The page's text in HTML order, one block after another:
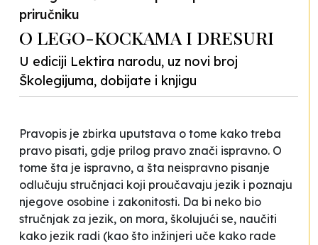
priručniku
O LEGO-KOCKAMA I DRESURI
U ediciji Lektira narodu, uz novi broj
Školegijuma, dobijate i knjigu
Pravopis je zbirka uputstava o tome kako treba
pravo pisati, gdje prilog pravo znači ispravno. O
tome šta je ispravno, a šta neispravno pisanje
odlučuju stručnjaci koji proučavaju jezik i poznaju
njegove osobine i zakonitosti. Da bi neko bio
stručnjak za jezik, on mora, školujući se, naučiti
kako jezik radi (kao što inžinjeri uče kako rade